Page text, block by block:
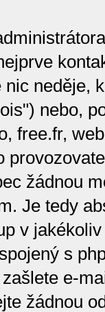
neděje,
nebo,
free.fr,
žádnou
Je tedy
v
s
e-
žádnou